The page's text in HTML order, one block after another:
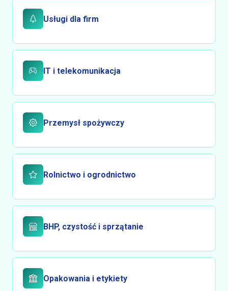
Usługi dla firm
IT i telekomunikacja
Przemysł spożywczy
Rolnictwo i ogrodnictwo
BHP, czystość i sprzątanie
Opakowania i etykiety